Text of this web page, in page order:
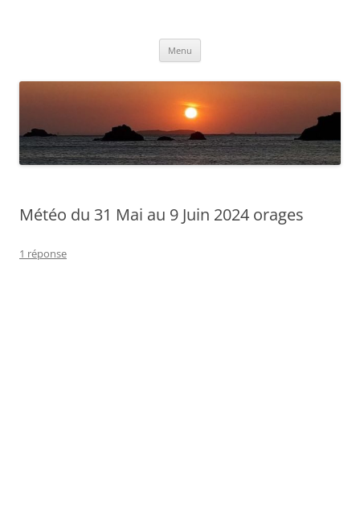
Menu
Météo du 31 Mai au 9 Juin 2024 orages
1 réponse